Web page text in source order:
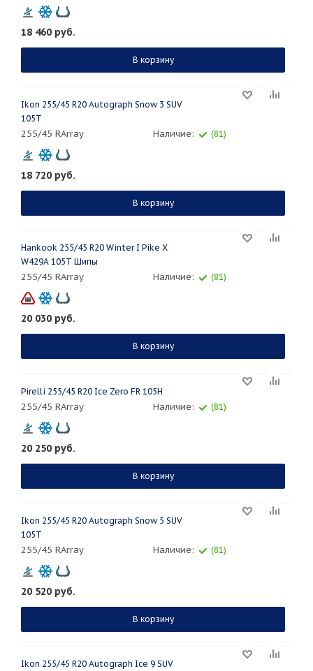
18 460 руб.
В корзину
Ikon 255/45 R20 Autograph Snow 3 SUV
105T
255/45 RArray Наличие: (81)
18 720 руб.
В корзину
Hankook 255/45 R20 Winter I Pike X
W429A 105T Шипы
255/45 RArray Наличие: (81)
20 030 руб.
В корзину
Pirelli 255/45 R20 Ice Zero FR 105H
255/45 RArray Наличие: (81)
20 250 руб.
В корзину
Ikon 255/45 R20 Autograph Snow 5 SUV
105T
255/45 RArray Наличие: (81)
20 520 руб.
В корзину
Ikon 255/45 R20 Autograph Ice 9 SUV